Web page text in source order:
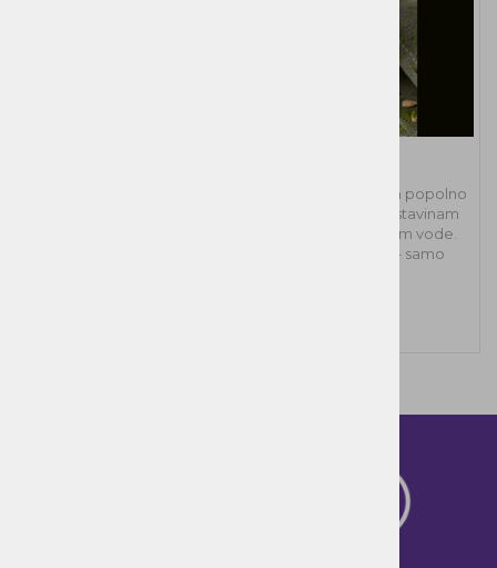
Frappe Matcha & Sončnica – veganski frappé mix za popolno
kremasto izkušnjo. Zahvaljujoč skrbno izbranim sestavinam
pripravite kremast matcha frappé zgolj z dodatkom vode.
Brez dodatnih praškov, sirupov ali ledenih kock – samo